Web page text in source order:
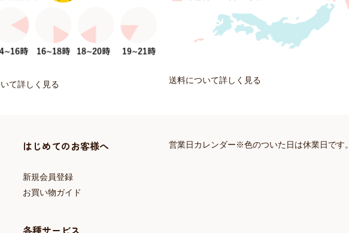
て詳しく見る 送料について詳しく見る
はじめてのお客様へ
新規会員登録
お買い物ガイド
各種サービス
営業日カレンダー※色のついた日は休業日です。